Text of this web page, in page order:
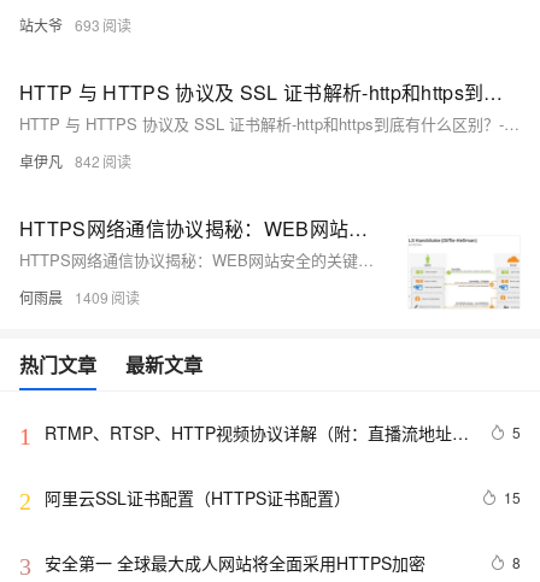
站大爷 693
HTTP 与 HTTPS 协议及 SSL 证书解析-http和https到底有什么区别？-优雅草卓伊凡
HTTP 与 HTTPS 协议及 SSL 证书解析-http和https到底有什么区别？-优雅草卓伊凡
卓伊凡 842
HTTPS网络通信协议揭秘：WEB网站安全的关键技术
HTTPS网络通信协议揭秘：WEB网站安全的关键技术
何雨晨 1409
热门文章 最新文章
1
RTMP、RTSP、HTTP视频协议详解（附：直播流地址、
5
2 阿里云SSL证书配置（HTTPS证书配置） 15
3 安全第一 全球最大成人网站将全面采用HTTPS加密 8